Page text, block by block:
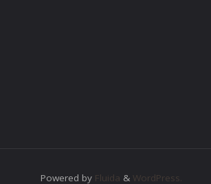
Powered by Fluida & WordPress.